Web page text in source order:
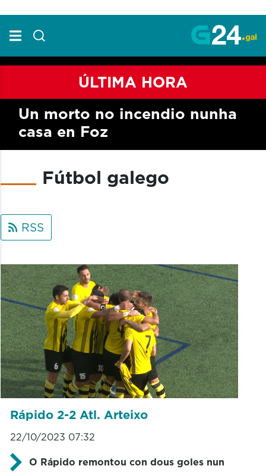
ÚLTIMA HORA
Un morto no incendio nunha
casa en Foz
Fútbol galego
RSS
Rápido 2-2 Atl. Arteixo
22/10/2023 07:32
O Rápido remontou con dous goles nun